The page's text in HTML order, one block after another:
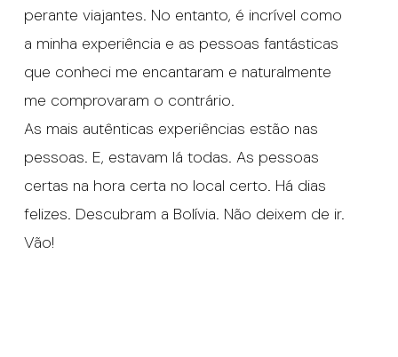
perante viajantes. No entanto, é incrível como
a minha experiência e as pessoas fantásticas
que conheci me encantaram e naturalmente
me comprovaram o contrário.
As mais autênticas experiências estão nas
pessoas. E, estavam lá todas. As pessoas
certas na hora certa no local certo. Há dias
felizes. Descubram a Bolívia. Não deixem de ir.
Vão!